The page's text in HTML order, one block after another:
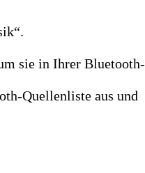
sie in Ihrer Bluetooth-
Quellenliste aus und